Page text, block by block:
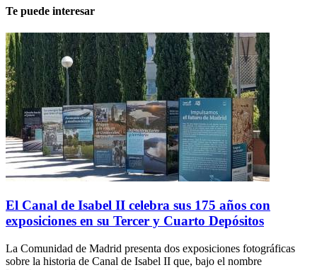
Te puede interesar
El Canal de Isabel II celebra sus 175 años con
exposiciones en su Tercer y Cuarto Depósitos
La Comunidad de Madrid presenta dos exposiciones fotográficas
sobre la historia de Canal de Isabel II que, bajo el nombre